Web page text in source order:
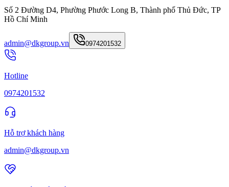
Số 2 Đường D4, Phường Phước Long B, Thành phố Thủ Đức, TP
Hồ Chí Minh
admin@dkgroup.vn 0974201532
Hotline
0974201532
Hỗ trợ khách hàng
admin@dkgroup.vn